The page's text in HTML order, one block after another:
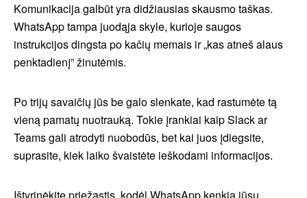
Komunikacija galbūt yra didžiausias skausmo taškas.
WhatsApp tampa juodąja skyle, kurioje saugos
instrukcijos dingsta po kačių memais ir „kas atneš alaus
penktadienį” žinutėmis.
Po trijų savaičių jūs be galo slenkate, kad rastumėte tą
vieną pamatų nuotrauką. Tokie įrankiai kaip Slack ar
Teams gali atrodyti nuobodūs, bet kai juos įdiegsite,
suprasite, kiek laiko švaistėte ieškodami informacijos.